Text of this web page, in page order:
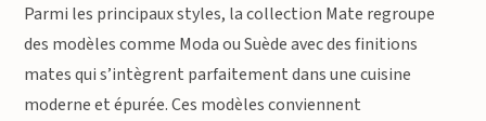
Parmi les principaux styles, la collection Mate regroupe
des modèles comme Moda ou Suède avec des finitions
mates qui s’intègrent parfaitement dans une cuisine
moderne et épurée. Ces modèles conviennent